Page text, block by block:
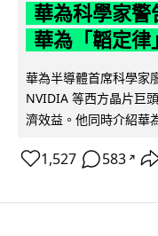
華為科學家
華為「韜定
華為半導體首席科學家
NVIDIA 等西方晶片巨
濟效益。他同時介紹華
1,527 583 ↗